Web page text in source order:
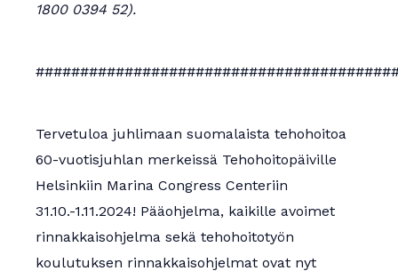
1800 0394 52).
Tervetuloa juhlimaan suomalaista tehohoitoa
60-vuotisjuhlan merkeissä Tehohoitopäiville
Helsinkiin Marina Congress Centeriin
31.10.-1.11.2024! Pääohjelma, kaikille avoimet
rinnakkaisohjelma sekä tehohoitotyön
koulutuksen rinnakkaisohjelmat ovat nyt